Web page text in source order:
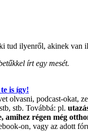
tud ilyenről, akinek van
írt egy mesét.
is így!
olvasni, podcast-okat,
stb. Továbbá: pl.
amihez régen még
on, vagy az adott